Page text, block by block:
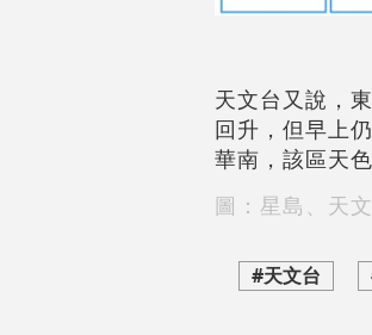
天文台又說，
回升，但早上
華南，該區天色
圖：星島、天
#天文台